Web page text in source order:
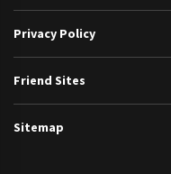
Privacy Policy
Friend Sites
Sitemap